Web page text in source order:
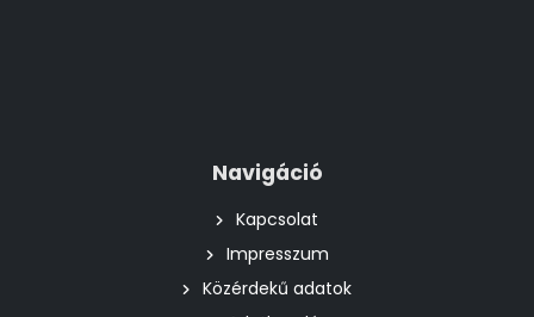
Navigáció
Kapcsolat
Impresszum
Közérdekű adatok